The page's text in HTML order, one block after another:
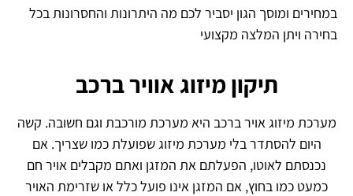
במחירים ומוסך הגון יסביר לכם מה היתרונות והחסרונות בכל
בחירה ויתן המלצה מקצועי
תיקון מיזוג אוויר ברכב
מערכת מיזוג אויר ברכב היא מערכת מורכבת וגם חשובה. קשה
היום להסתדר בלי מערכת מיזוג שפועלת כמו שצריך. אם
נכנסתם לאוטו, הפעלתם את המזגן ואתם מקבלים אויר חם
כמעט כמו בחוץ, אם המזגן אינו פועל כלל או שזרימת האויר